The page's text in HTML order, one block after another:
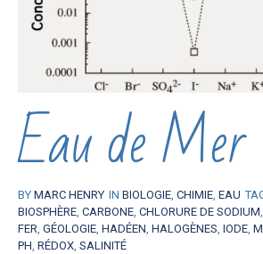
Eau de Mer
BY MARC HENRY IN BIOLOGIE, CHIMIE, EAU
BIOSPHÈRE, CARBONE, CHLORURE DE SODIUM,
FER, GÉOLOGIE, HADÉEN, HALOGÈNES, IODE,
PH, RÉDOX, SALINITÉ